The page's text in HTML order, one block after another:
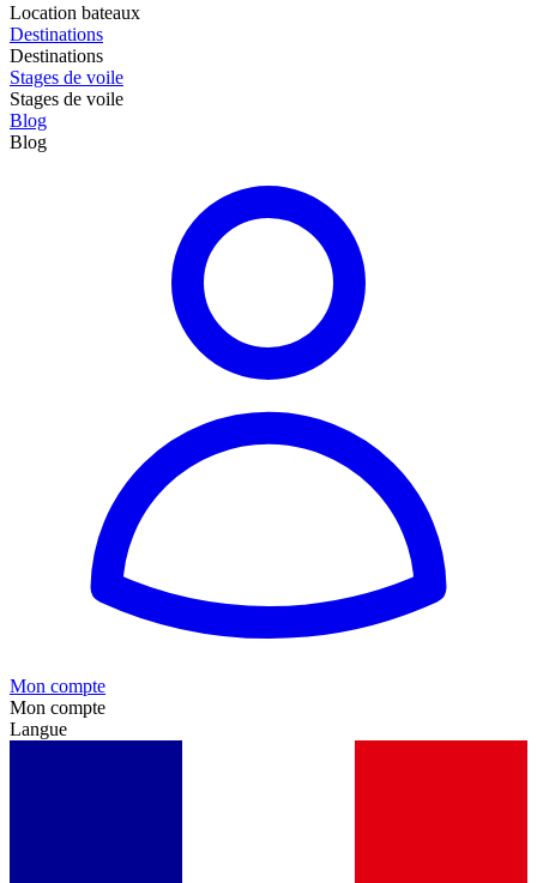
Location bateaux
Destinations
Destinations
Stages de voile
Stages de voile
Blog
Blog
Mon compte
Mon compte
Langue